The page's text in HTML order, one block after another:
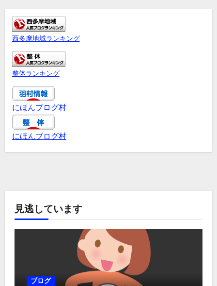
西多摩地域ランキング
整体ランキング
にほんブログ村
にほんブログ村
見逃しています
ブログ